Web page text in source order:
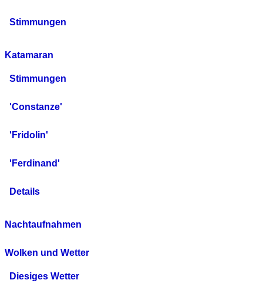
Stimmungen
Katamaran
Stimmungen
'Constanze'
'Fridolin'
'Ferdinand'
Details
Nachtaufnahmen
Wolken und Wetter
Diesiges Wetter